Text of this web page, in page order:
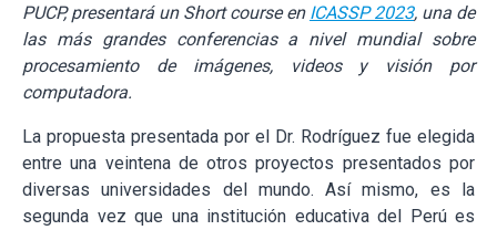
PUCP, presentará un Short course en ICASSP 2023, una de
las más grandes conferencias a nivel mundial sobre
procesamiento de imágenes, videos y visión por
computadora.
La propuesta presentada por el Dr. Rodríguez fue elegida
entre una veintena de otros proyectos presentados por
diversas universidades del mundo. Así mismo, es la
segunda vez que una institución educativa del Perú es